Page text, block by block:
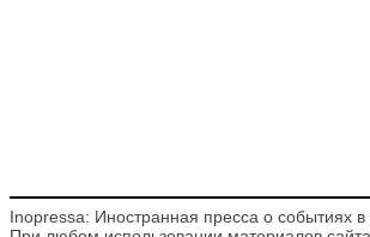
Inopressa: Иностранная пресса о событиях